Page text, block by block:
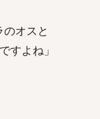
オスと
よね」